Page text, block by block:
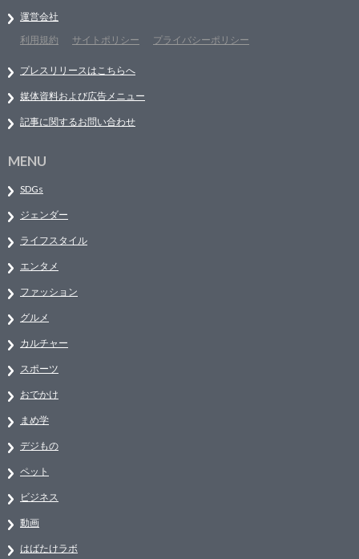
運営会社
利用規約
サイトポリシー プライバシーポリシー
プレスリリースはこちらへ
媒体資料および広告メニュー
記事に関するお問い合わせ
MENU
SDGs
ジェンダー
ライフスタイル
エンタメ
ファッション
グルメ
カルチャー
スポーツ
おでかけ
まめ学
デジもの
ペット
ビジネス
動画
はばたけラボ